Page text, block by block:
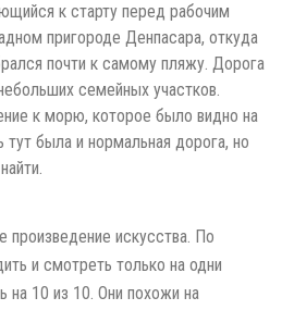
к старту перед рабочим
пригороде Денпасара, откуда
почти к самому пляжу. Дорога
семейных участков.
к морю, которое было видно на
была и нормальная дорога, но
искусства. По
и смотреть только на одни
на 10 из 10. Они похожи на